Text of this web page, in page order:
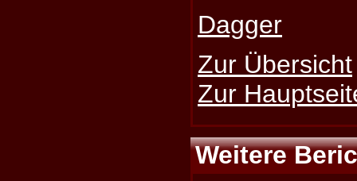
Dagger
Zur Übersicht
Zur
Weitere